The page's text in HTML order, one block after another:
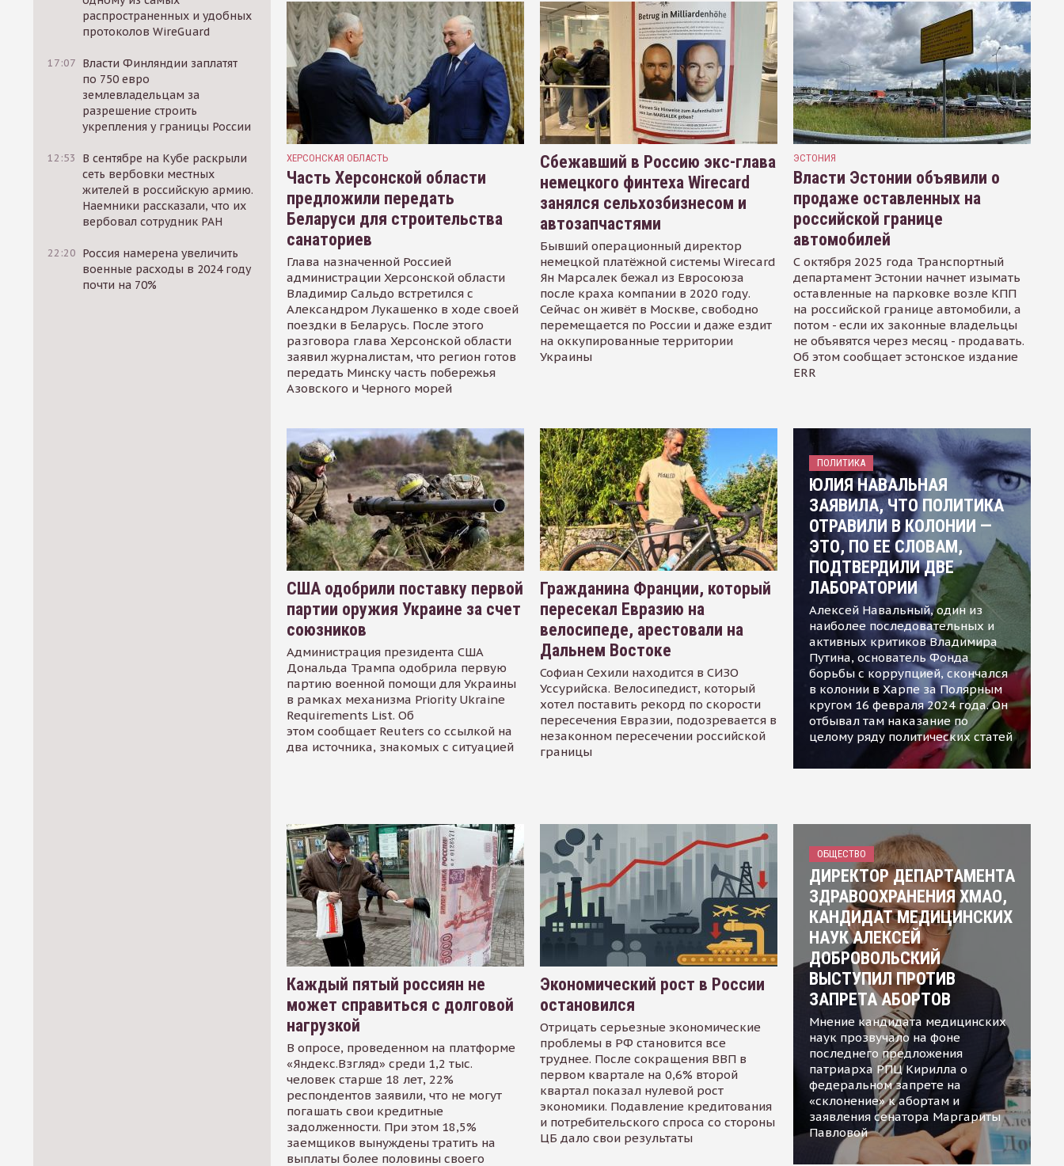
распространенных и удобных
протоколов WireGuard
17:07 Власти Финляндии заплатят
по 750 евро
землевладельцам за
разрешение строить
укрепления у границы России
12:53
В сентябре на Кубе раскрыли
сеть вербовки местных
жителей в российскую армию.
Наемники рассказали, что их
вербовал сотрудник РАН
22:20 Россия намерена увеличить
военные расходы в 2024 году
почти на 70%
ХЕРСОНСКАЯ ОБЛАСТЬ
Часть Херсонской области
предложили передать
Беларуси для строительства
санаториев
Глава назначенной Россией
администрации Херсонской области
Владимир Сальдо встретился с
Александром Лукашенко в ходе своей
поездки в Беларусь. После этого
разговора глава Херсонской области
заявил журналистам, что регион готов
передать Минску часть побережья
Азовского и Черного морей
Сбежавший в Россию экс-глава
немецкого финтеха Wirecard
занялся сельхозбизнесом и
автозапчастями
Бывший операционный директор
немецкой платёжной системы Wirecard
Ян Марсалек бежал из Евросоюза
после краха компании в 2020 году.
Сейчас он живёт в Москве, свободно
перемещается по России и даже ездит
на оккупированные территории
Украины
ЭСТОНИЯ
Власти Эстонии объявили о
продаже оставленных на
российской границе
автомобилей
С октября 2025 года Транспортный
департамент Эстонии начнет изымать
оставленные на парковке возле КПП
на российской границе автомобили, а
потом - если их законные владельцы
не объявятся через месяц - продавать.
Об этом сообщает эстонское издание
ERR
США одобрили поставку первой
партии оружия Украине за счет
союзников
Администрация президента США
Дональда Трампа одобрила первую
партию военной помощи для Украины
в рамках механизма Priority Ukraine
Requirements List. Об
этом сообщает Reuters со ссылкой на
два источника, знакомых с ситуацией
Гражданина Франции, который
пересекал Евразию на
велосипеде, арестовали на
Дальнем Востоке
Софиан Сехили находится в СИЗО
Уссурийска. Велосипедист, который
хотел поставить рекорд по скорости
пересечения Евразии, подозревается в
незаконном пересечении российской
границы
ПОЛИТИКА
ЮЛИЯ НАВАЛЬНАЯ
ЗАЯВИЛА, ЧТО ПОЛИТИКА
ОТРАВИЛИ В КОЛОНИИ —
ЭТО, ПО ЕЕ СЛОВАМ,
ПОДТВЕРДИЛИ ДВЕ
ЛАБОРАТОРИИ
Алексей Навальный, один из
наиболее последовательных и
активных критиков Владимира
Путина, основатель Фонда
борьбы с коррупцией, скончался
в колонии в Харпе за Полярным
кругом 16 февраля 2024 года. Он
отбывал там наказание по
целому ряду политических статей
Каждый пятый россиян не
может справиться с долговой
нагрузкой
В опросе, проведенном на платформе
«Яндекс.Взгляд» среди 1,2 тыс.
человек старше 18 лет, 22%
респондентов заявили, что не могут
погашать свои кредитные
задолженности. При этом 18,5%
заемщиков вынуждены тратить на
выплаты более половины своего
Экономический рост в России
остановился
Отрицать серьезные экономические
проблемы в РФ становится все
труднее. После сокращения ВВП в
первом квартале на 0,6% второй
квартал показал нулевой рост
экономики. Подавление кредитования
и потребительского спроса со стороны
ЦБ дало свои результаты
ОБЩЕСТВО
ДИРЕКТОР ДЕПАРТАМЕНТА
ЗДРАВООХРАНЕНИЯ ХМАО,
КАНДИДАТ МЕДИЦИНСКИХ
НАУК АЛЕКСЕЙ
ДОБРОВОЛЬСКИЙ
ВЫСТУПИЛ ПРОТИВ
ЗАПРЕТА АБОРТОВ
Мнение кандидата медицинских
наук прозвучало на фоне
последнего предложения
патриарха РПЦ Кирилла о
федеральном запрете на
«склонение» к абортам и
заявления сенатора Маргариты
Павловой